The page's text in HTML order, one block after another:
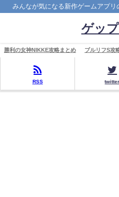
みんなが気になる新作ゲームアプリ
ゲッ
勝利の女神NIKKE攻略まとめ ブルリフS攻
RSS twitter